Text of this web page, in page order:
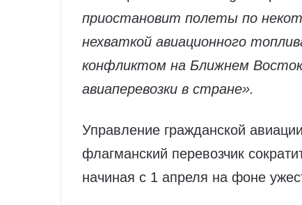
приостановит полеты по
нехваткой авиационного
конфликтом на Ближнем
авиаперевозки в стране».
Управление гражданской
флагманский перевозчик
начиная с 1 апреля на фоне